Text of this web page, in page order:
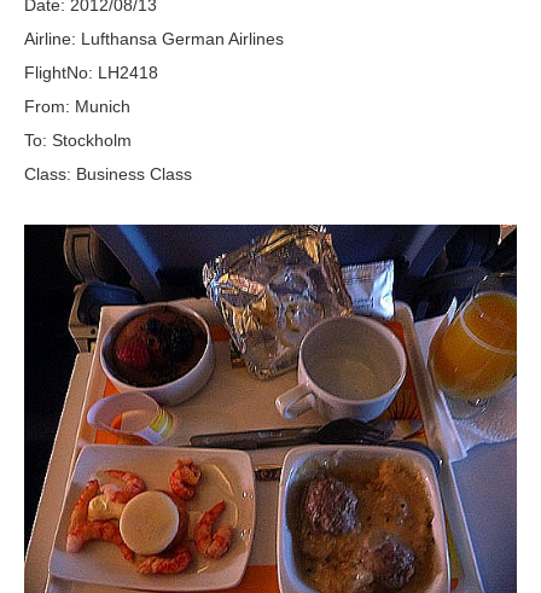
Date: 2012/08/13
Airline: Lufthansa German Airlines
FlightNo: LH2418
From: Munich
To: Stockholm
Class: Business Class